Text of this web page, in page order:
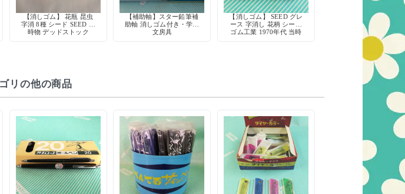
【消しゴム】 花瓶 昆虫
字消 8種 シード SEED 当
時物 デッドストック
【補助軸】スター鉛筆補
助軸 消しゴム付き・学習
文房具
【消しゴム】 SEED グレ
ース 字消し 花柄 シード
ゴム工業 1970年代 当時
リの他の商品